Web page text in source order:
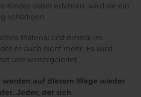
Kinder dabei erfahren, wird sie ein
schädigen.
Material erst einmal im
es auch nicht mehr. Es wird
und weitergeleitet.
werden auf diesem Wege wieder
Jeder, der sich